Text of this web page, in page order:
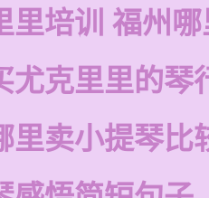
里培训 福州
尤克里里的琴
里卖小提琴比